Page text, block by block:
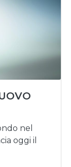
nel
oggi il